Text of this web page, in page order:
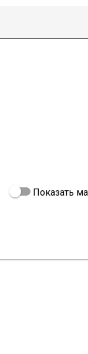
Показать